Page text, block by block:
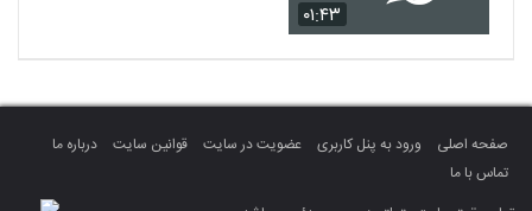
۰۱:۴۳
صفحه اصلی ورود به پنل کاربری عضویت در سایت قوانین سایت
درباره ما
تماس با ما